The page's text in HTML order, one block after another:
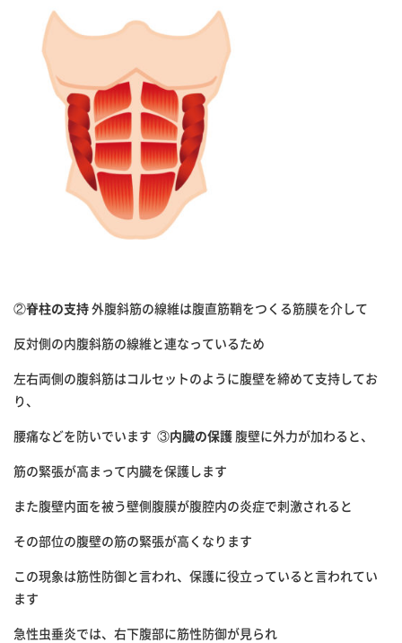
②脊柱の支持外腹斜筋の線維は腹直筋鞘をつくる筋膜を介して
反対側の内腹斜筋の線維と連なっているため
左右両側の腹斜筋はコルセットのように腹壁を締めて支持してお
り、
腰痛などを防いでいます ③内臓の保護 腹壁に外力が加わると、
筋の緊張が高まって内臓を保護します
また腹壁内面を被う壁側腹膜が腹腔内の炎症で刺激されると
その部位の腹壁の筋の緊張が高くなります
この現象は筋性防御と言われ、保護に役立っていると言われてい
ます
急性虫垂炎では、右下腹部に筋性防御が見られ